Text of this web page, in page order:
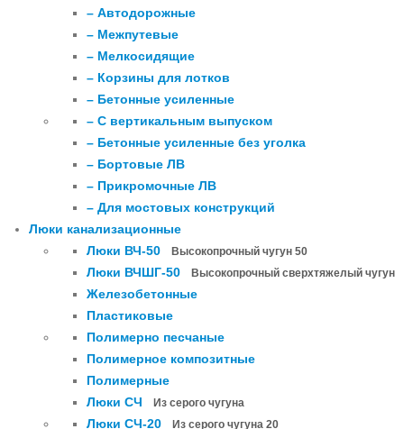
– Автодорожные
– Межпутевые
– Мелкосидящие
– Корзины для лотков
– Бетонные усиленные
– С вертикальным выпуском
– Бетонные усиленные без уголка
– Бортовые ЛВ
– Прикромочные ЛВ
– Для мостовых конструкций
Люки канализационные
Люки ВЧ-50
Высокопрочный чугун 50
Люки ВЧШГ-50 Высокопрочный сверхтяжелый чугун
Железобетонные
Пластиковые
Полимерно песчаные
Полимерное композитные
Полимерные
Люки СЧ
Из серого чугуна
Люки СЧ-20 Из серого чугуна 20